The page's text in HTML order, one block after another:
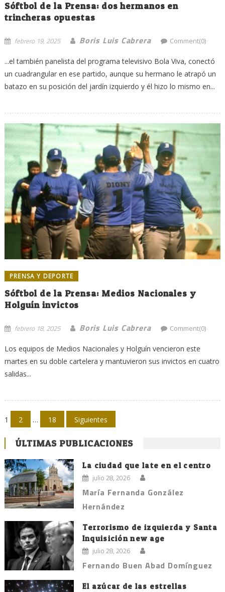
Sóftbol de la Prensa: dos hermanos en
trincheras opuestas
febrero 19, 2025 Boris Luis Cabrera Comment(0)
...el también panelista del programa televisivo Bola Viva, conectó
un cuadrangular en ese partido, aunque su hermano le atrapó un
batazo en su posición del jardín izquierdo y él hizo lo mismo en...
PRENSA Y DEPORTE
Sóftbol de la Prensa: Medios Nacionales y
Holguín invictos
febrero 18, 2025 Boris Luis Cabrera Comment(0)
Los equipos de Medios Nacionales y Holguín vencieron este
martes en su doble cartelera y mantuvieron sus invictos en cuatro
salidas...
Navegación
de
entradas
1 2 … 18 Siguientes
ÚLTIMAS PUBLICACIONES
La ciudad que late en el centro
julio 28, 2026
María Fernanda González
Hernández
Terrorismo de izquierda y Santa
Inquisición new age
julio 28, 2026
Fernando Buen Abad Domínguez
El azúcar de las estrellas